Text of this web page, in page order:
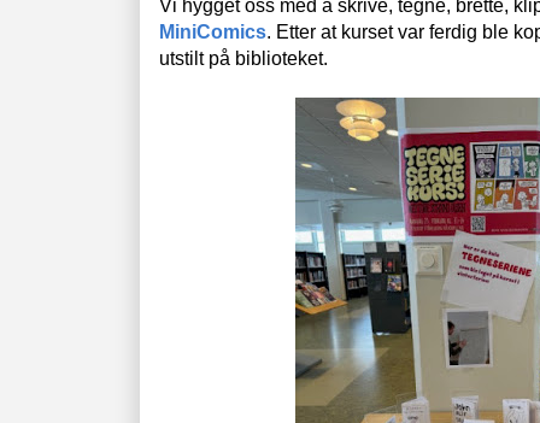
MiniComics . Etter at kurset var ferdig ble
utstilt på biblioteket.